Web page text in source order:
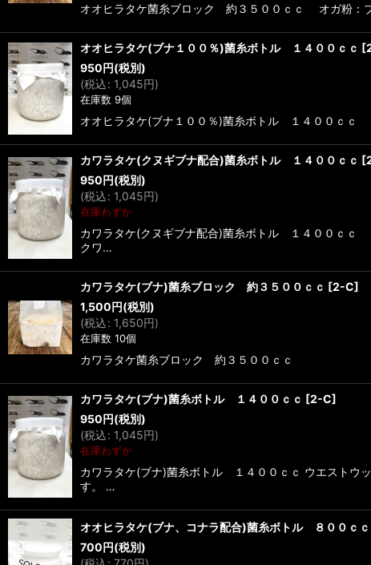
オオヒラタケ菌糸ブロック 約３５００ｃｃ オガ粉：
オオヒラタケ(ブナ１００％)菌糸ボトル １４００ｃｃ [
950円(税別)
(税込: 1,045円)
在庫数 9個
オオヒラタケ(ブナ１００％)菌糸ボトル １４００ｃ
カワラタケ(クヌギブナ配合)菌糸ボトル １４００ｃｃ [
950円(税別)
(税込: 1,045円)
在庫わずか
カワラタケ(クヌギブナ配合)菌糸ボトル １４００ｃｃ
クワ…
カワラタケ(ブナ)菌糸ブロック 約３５００ｃｃ [2-C]
1,500円(税別)
(税込: 1,650円)
在庫数 10個
カワラタケ菌糸ブロック 約３５００ｃｃ
カワラタケ(ブナ)菌糸ボトル １４００ｃｃ [2-C]
950円(税別)
(税込: 1,045円)
在庫わずか
カワラタケ(ブナ)菌糸ボトル １４００ｃｃ ウエストウ
す。 …
オオヒラタケ(ブナ、コナラ配合)菌糸ボトル ８００ｃｃ
700円(税別)